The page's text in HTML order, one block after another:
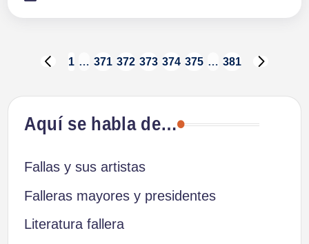
Paginación
de
entradas
PÁGINA
1 … 371 372 373 374 375 … 381
Aquí se habla de…
Fallas y sus artistas
Falleras mayores y presidentes
Literatura fallera